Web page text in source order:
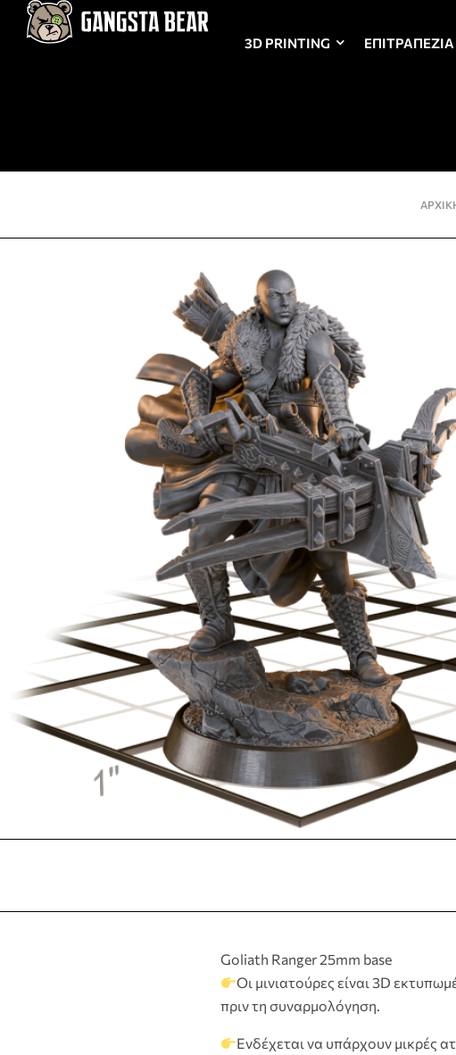
3D PRINTING ΕΠΙΤΡΑΠΈΖΙΑ
Goliath Ranger 25mm base
Οι μινιατούρες είναι 3D
πριν τη συναρμολόγηση.
Ενδέχεται να υπάρχουν μικρές